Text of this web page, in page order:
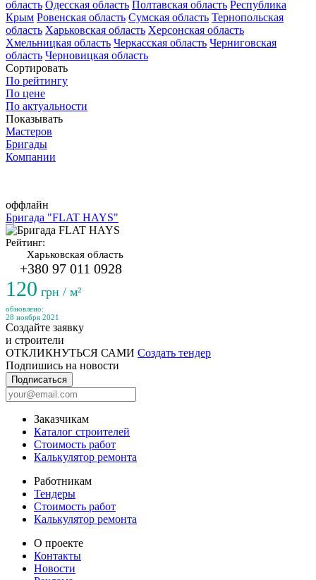
область Одесская область Полтавская область Республика
Крым Ровенская область Сумская область Тернопольская
область Харьковская область Херсонская область
Хмельницкая область Черкасская область Черниговская
область Черновицкая область
Сортировать
По рейтингу
По цене
По актуальности
Показывать
Мастеров
Бригады
Компании
оффлайн
Бригада "FLAT HAYS"
Рейтинг:
Харьковская область
+380 97 011 0928
120 грн / м²
обновлено:
28 ноября 2021
Создайте заявку
и строители
ОТКЛИКНУТЬСЯ САМИ Создать тендер
Подпишись на новости
Подписаться
Заказчикам
Каталог строителей
Стоимость работ
Калькулятор ремонта
Работникам
Тендеры
Стоимость работ
Калькулятор ремонта
О проекте
Контакты
Новости